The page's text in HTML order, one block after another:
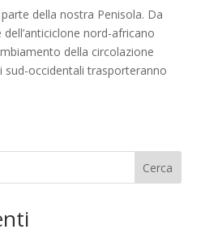
della nostra Penisola. Da
dell’anticiclone nord-africano
della circolazione
sud-occidentali trasporteranno
Cerca